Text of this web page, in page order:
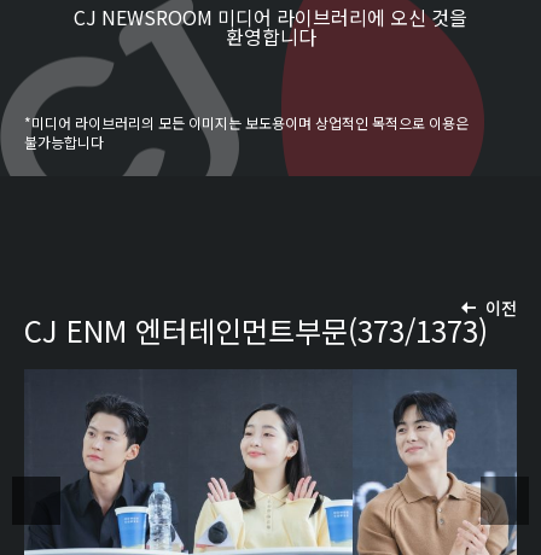
CJ NEWSROOM 미디어 라이브러리에 오신 것을
환영합니다
*미디어 라이브러리의 모든 이미지는 보도용이며 상업적인 목적으로 이용은
불가능합니다
이전
CJ ENM 엔터테인먼트부문(373/1373)